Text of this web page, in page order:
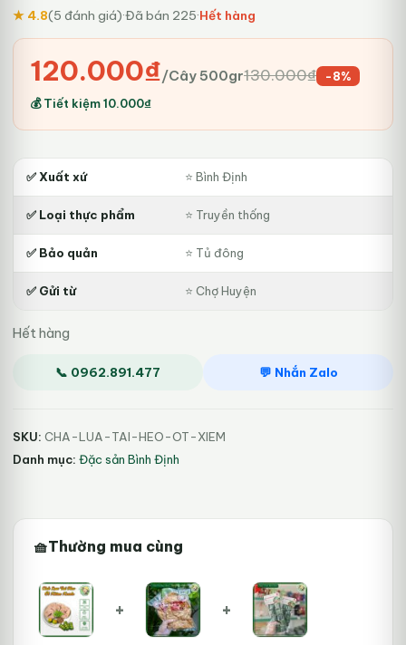
★ 4.8(5 đánh giá)·Đã bán 225·Hết hàng
130.000₫
Giá
gốc
là:
130.000₫.
120.000₫
Giá
hiện
tại
là:
120.000₫.
-8%
💰 Tiết kiệm10.000₫
/Cây 500gr
✅ Xuất xứ ⭐ Bình Định
✅ Loại thực phẩm ⭐ Truyền thống
✅ Bảo quản ⭐ Tủ đông
✅ Gửi từ ⭐ Chợ Huyện
Hết hàng
📞 0962.891.477 💬 Nhắn Zalo
SKU: CHA-LUA-TAI-HEO-OT-XIEM
Danh mục: Đặc sản Bình Định
Thường mua cùng
+ +